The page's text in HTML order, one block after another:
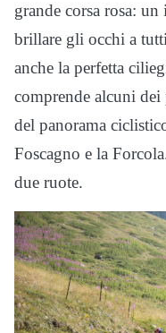
grande corsa rosa: un
brillare gli occhi a
anche la perfetta
comprende alcuni
del panorama
Foscagno e la
due ruote.